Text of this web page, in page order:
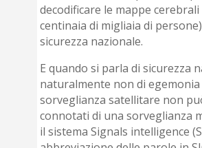
decodificare le mappe
centinaia di migliaia di
sicurezza nazionale.
E quando si parla di sicurezza
naturalmente non di egemonia
sorveglianza satellitare non
connotati di una sorveglianza
il sistema Signals intelligence